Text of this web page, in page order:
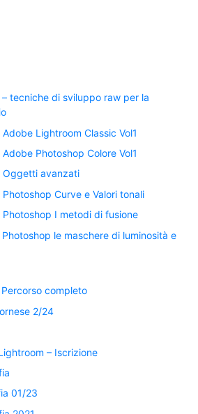
tecniche di sviluppo raw per la
Lightroom Classic Vol1
Photoshop Colore Vol1
Oggetti avanzati
Curve e Valori tonali
I metodi di fusione
le maschere di luminosità e
completo
2/24
– Iscrizione
01/23